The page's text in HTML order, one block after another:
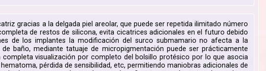
gracias a la delgada piel areolar, que puede ser repetida ilimitado número
de restos de silicona, evita cicatrices adicionales en el futuro debido
de los implantes la modificación del surco submamario no afecta a la
baño, mediante tatuaje de micropigmentación puede ser prácticamente
visualización por completo del bolsillo protésico por lo que asocia
pérdida de sensibilidad, etc, permitiendo maniobras adicionales de